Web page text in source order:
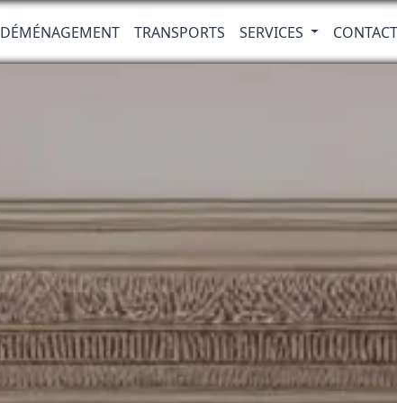
DÉMÉNAGEMENT TRANSPORTS SERVICES